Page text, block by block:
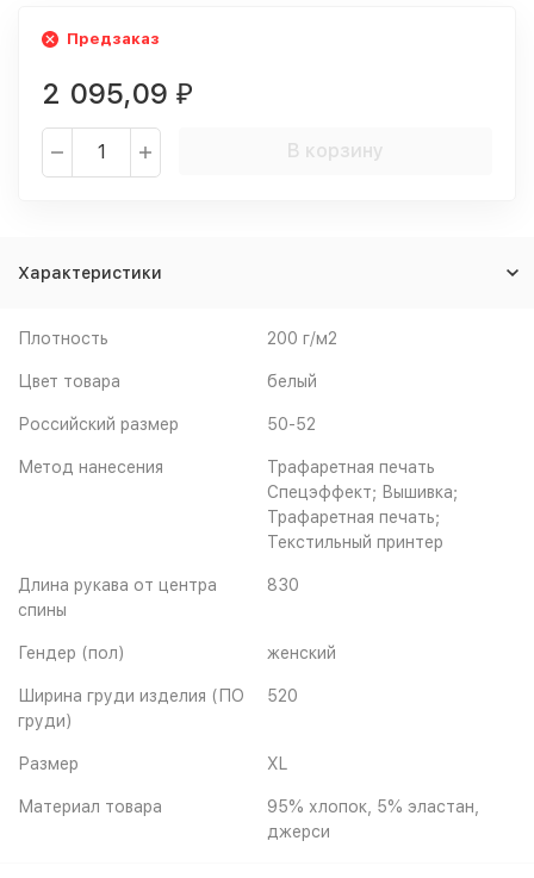
Предзаказ
2 095,09 ₽
В корзину
Характеристики
Плотность 200 г/м2
Цвет товара белый
Российский размер 50-52
Метод нанесения
Трафаретная печать
Спецэффект; Вышивка;
Трафаретная печать;
Текстильный принтер
Длина рукава от центра
спины
830
Гендер (пол) женский
Ширина груди изделия (ПО
груди)
520
Размер XL
Материал товара
95% хлопок, 5% эластан,
джерси